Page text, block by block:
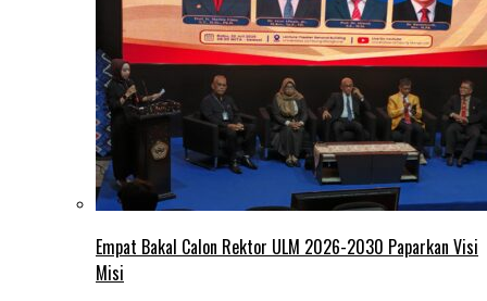
Empat Bakal Calon Rektor ULM 2026-2030 Paparkan Visi
Misi